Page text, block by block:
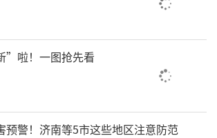
”啦！一图抢先看
预警！济南等5市这些地区注意防范